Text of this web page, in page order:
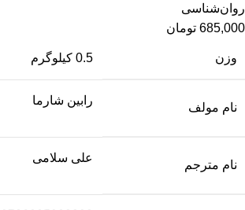
روان‌شناسی
685,000 تومان
وزن 0.5 کیلوگرم
نام مولف
رابین شارما
نام مترجم
علی سلامی